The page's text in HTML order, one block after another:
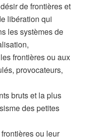
de frontières et
libération qui
les systèmes de
frontières ou aux
provocateurs,
bruts et la plus
des petites
ou leur